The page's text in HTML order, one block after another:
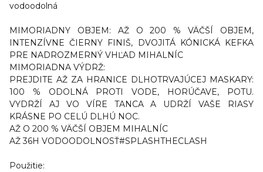
vodoodolná
MIMORIADNY OBJEM: AŽ O 200 % VÄČŠÍ OBJEM,
INTENZÍVNE ČIERNY FINIŠ, DVOJITÁ KÓNICKÁ KEFKA
PRE NADROZMERNÝ VHĽAD MIHALNÍC
MIMORIADNA VÝDRŽ:
PREJDITE AŽ ZA HRANICE DLHOTRVAJÚCEJ MASKARY:
100 % ODOLNÁ PROTI VODE, HORÚČAVE, POTU.
VYDRŽÍ AJ VO VÍRE TANCA A UDRŽÍ VAŠE RIASY
KRÁSNE PO CELÚ DLHÚ NOC.
AŽ O 200 % VÄČŠÍ OBJEM MIHALNÍC
AŽ 36H VODOODOLNOSŤ#SPLASHTHECLASH
Použitie: